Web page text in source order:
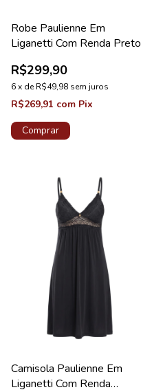
Robe Paulienne Em
Liganetti Com Renda Preto
R$299,90
6x deR$49,98 sem juros
R$269,91 com Pix
Comprar
Camisola Paulienne Em
Liganetti Com Renda